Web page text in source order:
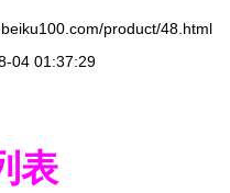
product/48.html
04 01:37:29
表